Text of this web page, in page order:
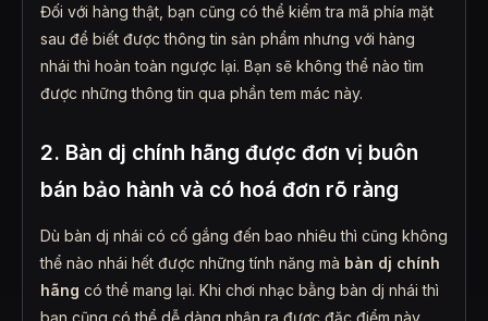
Đối với hàng thật, bạn cũng có thể kiểm tra mã phía mặt
sau để biết được thông tin sản phẩm nhưng với hàng
nhái thì hoàn toàn ngược lại. Bạn sẽ không thể nào tìm
được những thông tin qua phần tem mác này.
2. Bàn dj chính hãng được đơn vị buôn
bán bảo hành và có hoá đơn rõ ràng
Dù bàn dj nhái có cố gắng đến bao nhiêu thì cũng không
thể nào nhái hết được những tính năng mà bàn dj chính
hãng có thể mang lại. Khi chơi nhạc bằng bàn dj nhái thì
bạn cũng có thể dễ dàng nhận ra được đặc điểm này.